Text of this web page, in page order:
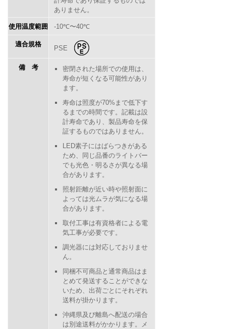
ありません。
使用温度範囲 -10℃〜40℃
適合規格
PSE
備考
密閉された場所での使用は、
寿命が短くなる可能性があり
ます。
寿命は照度が70%まで低下す
るまでの時間です。記載は設
計寿命であり、製品寿命を保
証するものではありません。
LED素子にはばらつきがある
ため、同じ品番のライトバー
でも光色・明るさが異なる場
合があります。
照射距離が近い時や照射面に
よっては光ムラが気になる場
合があります。
取付工事は有資格者による電
気工事が必要です。
調光器には対応しておりませ
ん。
同梱不可商品と通常商品はま
とめて発送することができな
いため、出荷ごとにそれぞれ
送料が掛かります。
沖縄県及び離島へ配送の場合
は別途送料がかかります。メ